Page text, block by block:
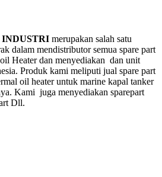
merupakan salah satu
dalam mendistributor semua spare part
Heater dan menyediakan dan unit
Produk kami meliputi jual spare part
oil heater untuk marine kapal tanker
Kami juga menyediakan sparepart
Dll.